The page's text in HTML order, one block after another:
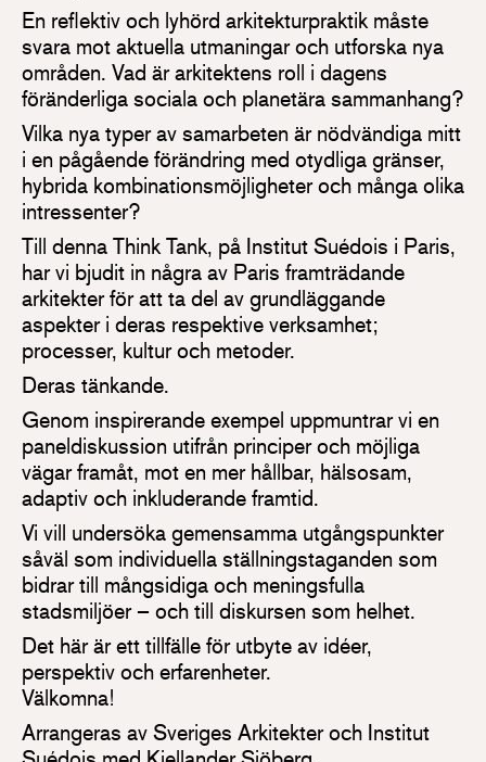
En reflektiv och lyhörd arkitekturpraktik måste
svara mot aktuella utmaningar och utforska nya
områden. Vad är arkitektens roll i dagens
föränderliga sociala och planetära sammanhang?
Vilka nya typer av samarbeten är nödvändiga mitt
i en pågående förändring med otydliga gränser,
hybrida kombinationsmöjligheter och många olika
intressenter?
Till denna Think Tank, på Institut Suédois i Paris,
har vi bjudit in några av Paris framträdande
arkitekter för att ta del av grundläggande
aspekter i deras respektive verksamhet;
processer, kultur och metoder.
Deras tänkande.
Genom inspirerande exempel uppmuntrar vi en
paneldiskussion utifrån principer och möjliga
vägar framåt, mot en mer hållbar, hälsosam,
adaptiv och inkluderande framtid.
Vi vill undersöka gemensamma utgångspunkter
såväl som individuella ställningstaganden som
bidrar till mångsidiga och meningsfulla
stadsmiljöer – och till diskursen som helhet.
Det här är ett tillfälle för utbyte av idéer,
perspektiv och erfarenheter.
Välkomna!
Arrangeras av Sveriges Arkitekter och Institut